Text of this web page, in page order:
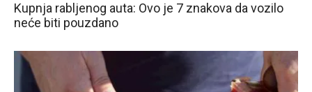
Kupnja rabljenog auta: Ovo je 7 znakova da vozilo
neće biti pouzdano